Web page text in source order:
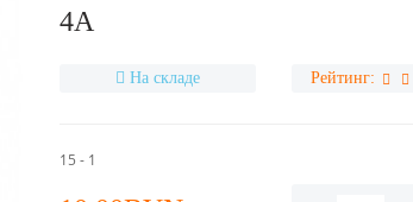
4A
На складе Рейтинг:
15 - 1